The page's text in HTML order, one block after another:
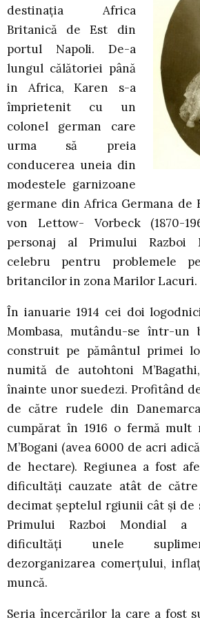
destinaţia Africa
Britanică de Est din
portul Napoli. De-a
lungul călătoriei până
in Africa, Karen s-a
împrietenit cu un
colonel german care
urma să preia
conducerea uneia din
modestele garnizoane
germane din Africa Germana de
von Lettow- Vorbeck (1870-
personaj al Primului Razboi
celebru pentru problemele
britancilor in zona Marilor Lacuri.
În ianuarie 1914 cei doi
Mombasa, mutându-se într-un
construit pe pământul primei
numită de autohtoni
înainte unor suedezi. Profitând
de către rudele din
cumpărat în 1916 o fermă mult
M’Bogani (avea 6000 de acri
de hectare). Regiunea a fost
dificultăţi cauzate atât de
decimat şeptelul rgiunii cât şi de
Primului Razboi Mondial a
dificultăţi unele
dezorganizarea comerţului,
muncă.
Seria încercărilor la care a fost